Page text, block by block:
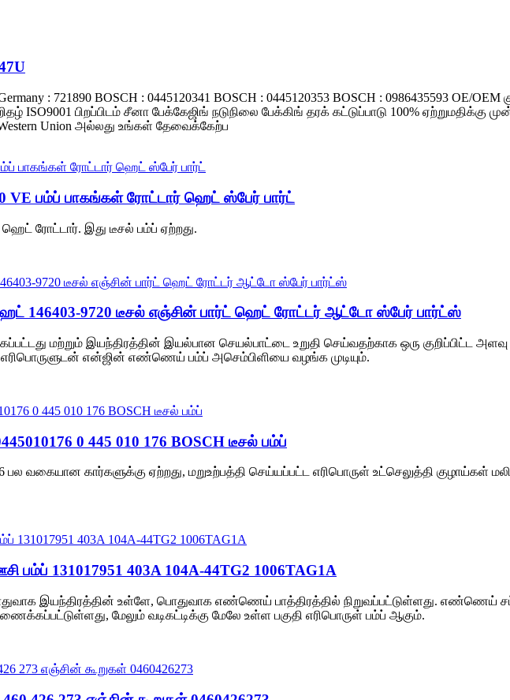
: 721890 BOSCH : 0445120341 BOSCH : 0445120353 BOSCH : 0986435593 OE/
ISO9001 பிறப்பிடம் சீனா பேக்கேஜிங் நடுநிலை பேக்கிங் தரக் கட்டுப்பாடு 100% ஏற்றுமதிக்கு
Union அல்லது உங்கள் தேவைக்கேற்ப
VE பம்ப் பாகங்கள் ரோட்டார் ஹெட் ஸ்பேர் பார்ட்
ரோட்டார். இது டீசல் பம்ப் ஏற்றது.
146403-9720 டீசல் எஞ்சின் பார்ட் ஹெட் ரோட்டர் ஆட்டோ ஸ்பேர் பார்ட்ஸ்
மற்றும் இயந்திரத்தின் இயல்பான செயல்பாட்டை உறுதி செய்வதற்காக ஒரு குறிப்பிட்ட அளவு
என்ஜின் எண்ணெய் பம்ப் அசெம்பிளியை வழங்க முடியும்.
0 445 010 176 BOSCH டீசல் பம்ப்
பல வகையான கார்களுக்கு ஏற்றது, மறுஉற்பத்தி செய்யப்பட்ட எரிபொருள் உட்செலுத்தி
பம்ப் 131017951 403A 104A-44TG2 1006TAG1A
இயந்திரத்தின் உள்ளே, பொதுவாக எண்ணெய் பாத்திரத்தில் நிறுவப்பட்டுள்ளது. எண்ணெய்
மேலும் வடிகட்டிக்கு மேலே உள்ள பகுதி எரிபொருள் பம்ப் ஆகும்.